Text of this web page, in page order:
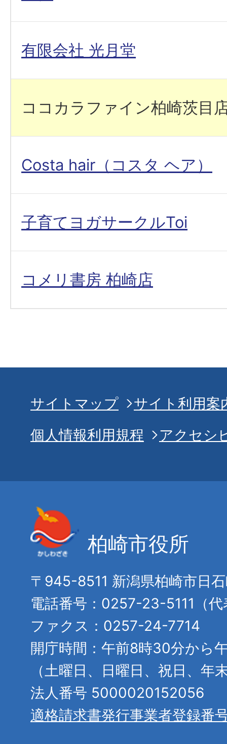
有限会社 光月堂
ココカラファイン柏崎茨目
Costa hair（コスタ ヘア）
子育てヨガサークルToi
コメリ書房 柏崎店
サイトマップ
サイト利用案
個人情報利用規程
アクセシ
柏崎市役所
〒945-8511 新潟県柏崎市日
電話番号：0257-23-5111（代
ファクス：0257-24-7714
開庁時間：午前8時30分から
（土曜日、日曜日、祝日、年
法人番号 5000020152056
適格請求書発行事業者登録番